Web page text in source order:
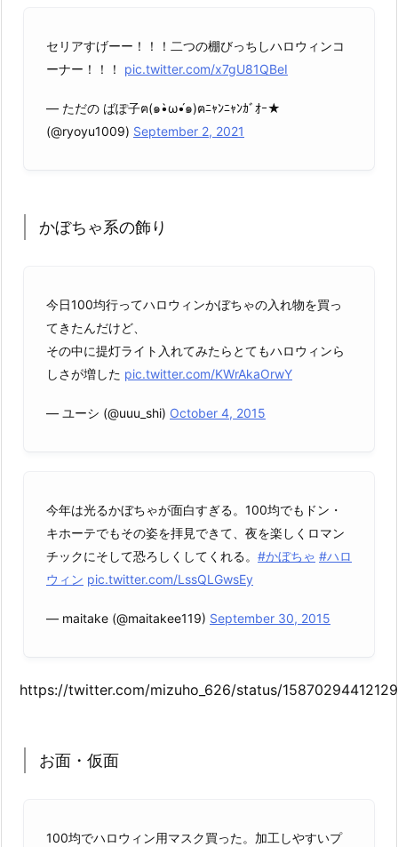
セリアすげーー！！！二つの棚びっちしハロウィンコ
ーナー！！！ pic.twitter.com/x7gU81QBeI
— ただの ばぽ子ฅ(๑•̀ω•́๑)ฅﾆｬﾝﾆｬﾝｶﾞｵｰ★
(@ryoyu1009) September 2, 2021
かぼちゃ系の飾り
今日100均行ってハロウィンかぼちゃの入れ物を買っ
てきたんだけど、
その中に提灯ライト入れてみたらとてもハロウィンら
しさが増した pic.twitter.com/KWrAkaOrwY
— ユーシ (@uuu_shi) October 4, 2015
今年は光るかぼちゃが面白すぎる。100均でもドン・
キホーテでもその姿を拝見できて、夜を楽しくロマン
チックにそして恐ろしくしてくれる。 #かぼちゃ #ハロ
ウィン pic.twitter.com/LssQLGwsEy
— maitake (@maitakee119) September 30, 2015
https://twitter.com/mizuho_626/status/
お面・仮面
100均でハロウィン用マスク買った。加工しやすいプ